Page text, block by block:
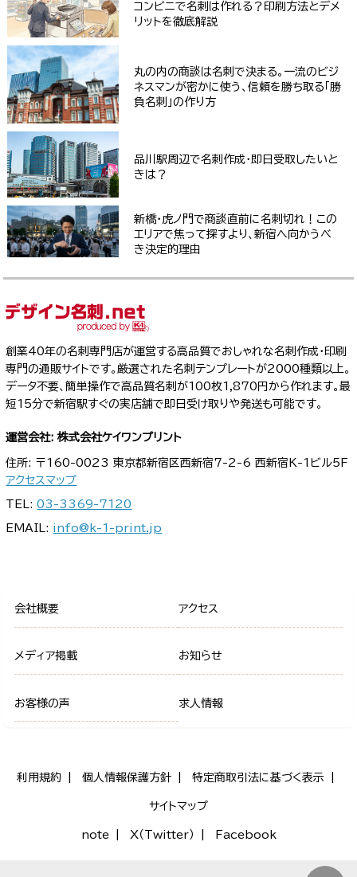
コンビニで名刺は作れる？印刷方法とデメ
リットを徹底解説
丸の内の商談は名刺で決まる。一流のビジ
ネスマンが密かに使う、信頼を勝ち取る「勝
負名刺」の作り方
品川駅周辺で名刺作成・即日受取したいと
きは？
新橋・虎ノ門で商談直前に名刺切れ！この
エリアで焦って探すより、新宿へ向かうべ
き決定的理由
創業40年の名刺専門店が運営する高品質でおしゃれな名刺作成・印刷
専門の通販サイトです。厳選された名刺テンプレートが2000種類以上。
データ不要、簡単操作で高品質名刺が100枚1,870円から作れます。最
短15分で新宿駅すぐの実店舗で即日受け取りや発送も可能です。
運営会社: 株式会社ケイワンプリント
住所: 〒160-0023 東京都新宿区西新宿7-2-6 西新宿K-1ビル5F
アクセスマップ
TEL:03-3369-7120
EMAIL: info@k-1-print.jp
会社概要 アクセス
メディア掲載 お知らせ
お客様の声 求人情報
利用規約 個人情報保護方針 特定商取引法に基づく表示
サイトマップ
note X（Twitter） Facebook